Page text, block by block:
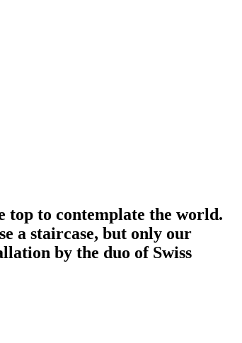
top to contemplate the world.
a staircase, but only our
by the duo of Swiss